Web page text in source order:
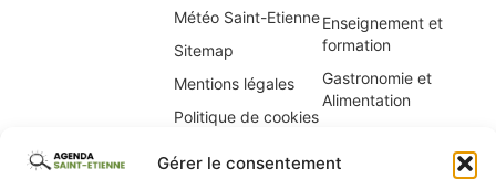
Gérer le consentement
Météo Saint-Etienne
Sitemap
Mentions légales
Politique de cookies
Enseignement et
formation
Gastronomie et
Alimentation
de vacances